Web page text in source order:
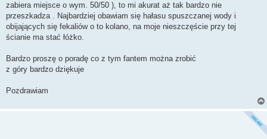
zabiera miejsce o wym. 50/50 ), to mi akurat aż tak bardzo nie
przeszkadza . Najbardziej obawiam się hałasu spuszczanej wody i
obijających się fekaliów o to kolano, na moje nieszczęście przy tej
ścianie ma stać łóżko.
Bardzo proszę o poradę co z tym fantem można zrobić
z góry bardzo dziękuje
Pozdrawiam